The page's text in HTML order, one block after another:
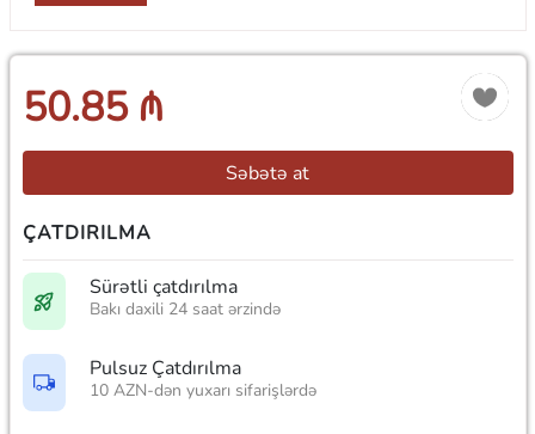
50.85 ₼
Səbətə at
ÇATDIRILMA
Sürətli çatdırılma
Bakı daxili 24 saat ərzində
Pulsuz Çatdırılma
10 AZN-dən yuxarı sifarişlərdə